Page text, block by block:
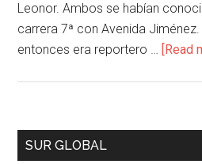
Leonor. Ambos se habían
carrera 7ª con Avenida
entonces era reportero … [Read
SUR GLOBAL